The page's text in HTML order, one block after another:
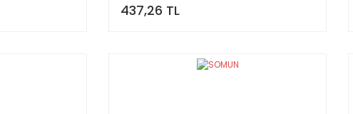
437,26 TL